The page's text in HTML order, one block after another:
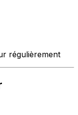
régulièrement